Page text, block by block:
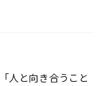
人と向き合うこと